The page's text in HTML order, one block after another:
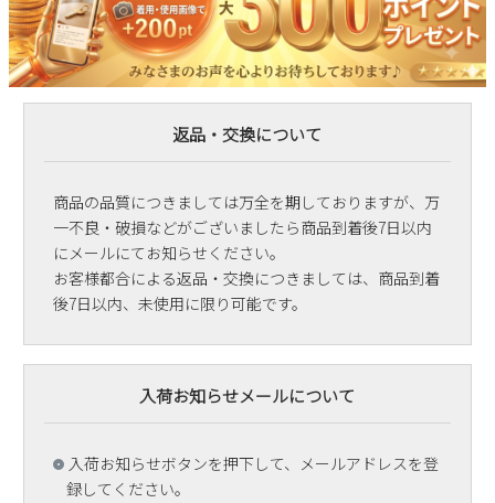
返品・交換について
商品の品質につきましては万全を期しておりますが、万
一不良・破損などがございましたら商品到着後7日以内
にメールにてお知らせください。
お客様都合による返品・交換につきましては、商品到着
後7日以内、未使用に限り可能です。
入荷お知らせメールについて
入荷お知らせボタンを押下して、メールアドレスを登
録してください。